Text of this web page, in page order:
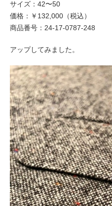
サイズ：42〜50
価格：￥132,000（税込）
商品番号：24-17-0787-248
アップしてみました。